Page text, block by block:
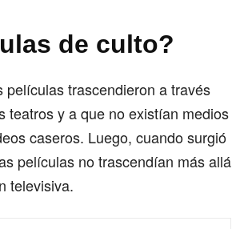
de culto?
trascendieron a través
teatros y a que no existían medios
caseros. Luego, cuando surgió
películas no trascendían más allá
televisiva.